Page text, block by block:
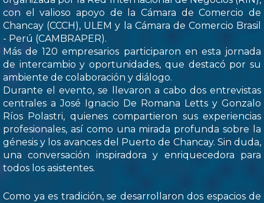
con el valioso apoyo de la Cámara de Comercio de
Chancay (CCCH), ULEM y la Cámara de Comercio Brasil
- Perú (CAMBRAPER).
Más de 120 empresarios participaron en esta jornada
de intercambio y oportunidades, que destacó por su
ambiente de colaboración y diálogo.
Durante el evento, se llevaron a cabo dos entrevistas
centrales a José Ignacio De Romana Letts y Gonzalo
Ríos Polastri, quienes compartieron sus experiencias
profesionales, así como una mirada profunda sobre la
génesis y los avances del Puerto de Chancay. Sin duda,
una conversación inspiradora y enriquecedora para
todos los asistentes.
Como ya es tradición, se desarrollaron dos espacios de